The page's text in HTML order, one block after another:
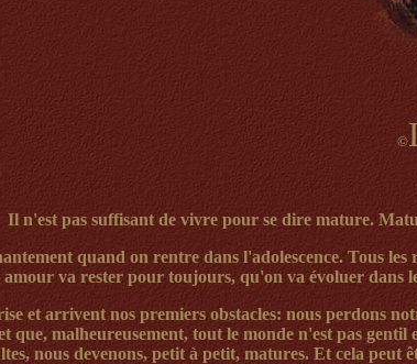
©
Il n'est pas suffisant de vivre pour se dire mature.
quand on rentre dans l'adolescence. Tous les
va rester pour toujours, qu'on va évoluer dans
et arrivent nos premiers obstacles: nous perdons
que, malheureusement, tout le monde n'est pas gentil
nous devenons, petit à petit, matures. Et cela peut